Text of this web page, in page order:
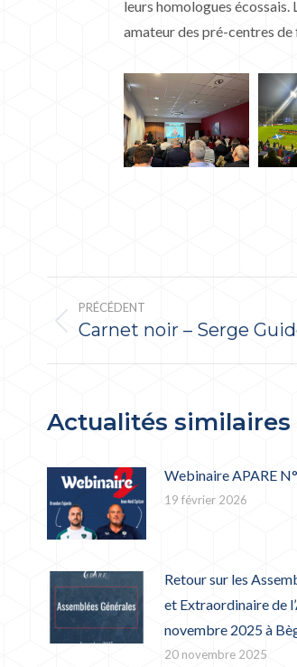
leurs homologues
amateur des pré-centres de
ARTICLE
PRÉCÉDENT
Article
Carnet noir – Serge
Actualités similaires
Webinaire APARE
19 février 2026
Retour sur les
et Extraordinaire de
novembre 2025 à
20 novembre 2025